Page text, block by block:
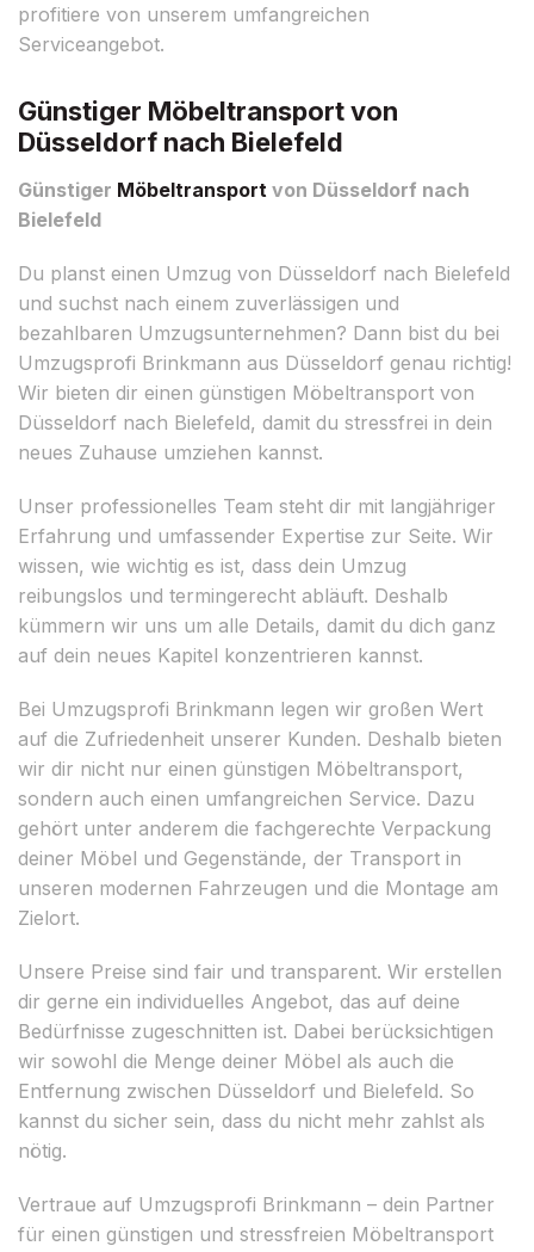
profitiere von unserem umfangreichen
Serviceangebot.
Günstiger Möbeltransport von
Düsseldorf nach Bielefeld
Günstiger Möbeltransport von Düsseldorf nach
Bielefeld
Du planst einen Umzug von Düsseldorf nach Bielefeld
und suchst nach einem zuverlässigen und
bezahlbaren Umzugsunternehmen? Dann bist du bei
Umzugsprofi Brinkmann aus Düsseldorf genau richtig!
Wir bieten dir einen günstigen Möbeltransport von
Düsseldorf nach Bielefeld, damit du stressfrei in dein
neues Zuhause umziehen kannst.
Unser professionelles Team steht dir mit langjähriger
Erfahrung und umfassender Expertise zur Seite. Wir
wissen, wie wichtig es ist, dass dein Umzug
reibungslos und termingerecht abläuft. Deshalb
kümmern wir uns um alle Details, damit du dich ganz
auf dein neues Kapitel konzentrieren kannst.
Bei Umzugsprofi Brinkmann legen wir großen Wert
auf die Zufriedenheit unserer Kunden. Deshalb bieten
wir dir nicht nur einen günstigen Möbeltransport,
sondern auch einen umfangreichen Service. Dazu
gehört unter anderem die fachgerechte Verpackung
deiner Möbel und Gegenstände, der Transport in
unseren modernen Fahrzeugen und die Montage am
Zielort.
Unsere Preise sind fair und transparent. Wir erstellen
dir gerne ein individuelles Angebot, das auf deine
Bedürfnisse zugeschnitten ist. Dabei berücksichtigen
wir sowohl die Menge deiner Möbel als auch die
Entfernung zwischen Düsseldorf und Bielefeld. So
kannst du sicher sein, dass du nicht mehr zahlst als
nötig.
Vertraue auf Umzugsprofi Brinkmann – dein Partner
für einen günstigen und stressfreien Möbeltransport